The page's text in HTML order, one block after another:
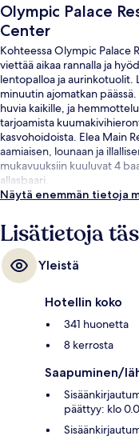
Olympic Palace
Center
Kohteessa Olympic Palace
viettää aikaa rannalla ja
lentopalloa ja aurinkotuolit.
minuutin ajomatkan
huvia kaikille, ja
tarjoamista
kasvohoidoista. Elea Main
aamiaisen, lounaan ja
mukavuuksiin kuuluvat 4
allasbaari.
Näytä enemmän tietoja
Lisätietoja
Yleistä
Hotellin koko
341 huonetta
8 kerrosta
Saapuminen/
päättyy: klo